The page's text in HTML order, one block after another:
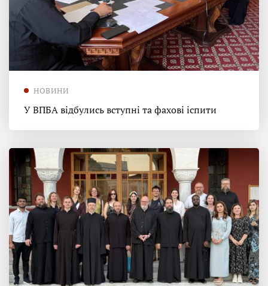
НОВИНИ
У ВПБА відбулись вступні та фахові іспити